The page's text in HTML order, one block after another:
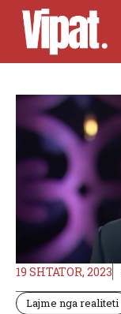
Skip
content
19 SHTATOR, 2023
Lajme nga realiteti